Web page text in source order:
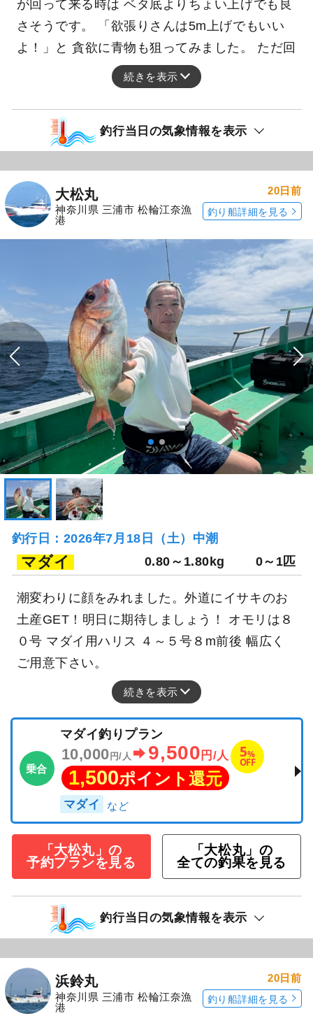
が回って来る時は ベタ底よりちょい上げでも良
さそうです。 「欲張りさんは5m上げでもいい
よ！」と 貪欲に青物も狙ってみました。 ただ回
続きを表示
釣行当日の気象情報を表示
大松丸
神奈川県 三浦市 松輪江奈漁
港
20日前
釣り船詳細を見る
釣行日：2026年7月18日（土）中潮
マダイ 0.80～1.80kg 0～1匹
潮変わりに顔をみれました。外道にイサキのお
土産GET！明日に期待しましょう！ オモリは８
０号 マダイ用ハリス ４～５号８m前後 幅広く
ご用意下さい。
続きを表示
乗合
マダイ釣りプラン
10,000 円/人 9,500 円/人 5%
OFF
1,500ポイント還元
マダイ
「大松丸」の
予約プランを見る
「大松丸」の
全ての釣果を見る
釣行当日の気象情報を表示
浜鈴丸
神奈川県 三浦市 松輪江奈漁
港
20日前
釣り船詳細を見る